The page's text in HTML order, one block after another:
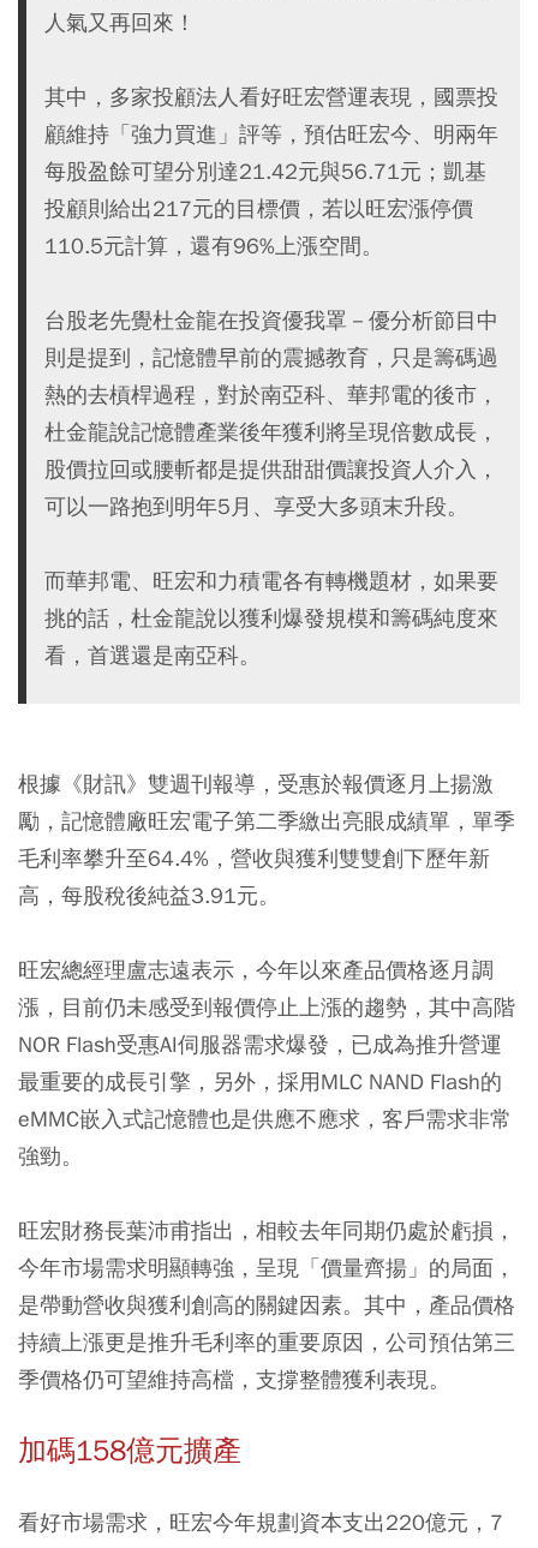
人氣又再回來！
其中，多家投顧法人看好旺宏營運表現，國票投
顧維持「強力買進」評等，預估旺宏今、明兩年
每股盈餘可望分別達21.42元與56.71元；凱基
投顧則給出217元的目標價，若以旺宏漲停價
110.5元計算，還有96%上漲空間。
台股老先覺杜金龍在投資優我罩－優分析節目中
則是提到，記憶體早前的震撼教育，只是籌碼過
熱的去槓桿過程，對於南亞科、華邦電的後市，
杜金龍說記憶體產業後年獲利將呈現倍數成長，
股價拉回或腰斬都是提供甜甜價讓投資人介入，
可以一路抱到明年5月、享受大多頭末升段。
而華邦電、旺宏和力積電各有轉機題材，如果要
挑的話，杜金龍說以獲利爆發規模和籌碼純度來
看，首選還是南亞科。
根據《財訊》雙週刊報導，受惠於報價逐月上揚激
勵，記憶體廠旺宏電子第二季繳出亮眼成績單，單季
毛利率攀升至64.4%，營收與獲利雙雙創下歷年新
高，每股稅後純益3.91元。
旺宏總經理盧志遠表示，今年以來產品價格逐月調
漲，目前仍未感受到報價停止上漲的趨勢，其中高階
NOR Flash受惠AI伺服器需求爆發，已成為推升營運
最重要的成長引擎，另外，採用MLC NAND Flash的
eMMC嵌入式記憶體也是供應不應求，客戶需求非常
強勁。
旺宏財務長葉沛甫指出，相較去年同期仍處於虧損，
今年市場需求明顯轉強，呈現「價量齊揚」的局面，
是帶動營收與獲利創高的關鍵因素。其中，產品價格
持續上漲更是推升毛利率的重要原因，公司預估第三
季價格仍可望維持高檔，支撐整體獲利表現。
加碼158億元擴產
看好市場需求，旺宏今年規劃資本支出220億元，7